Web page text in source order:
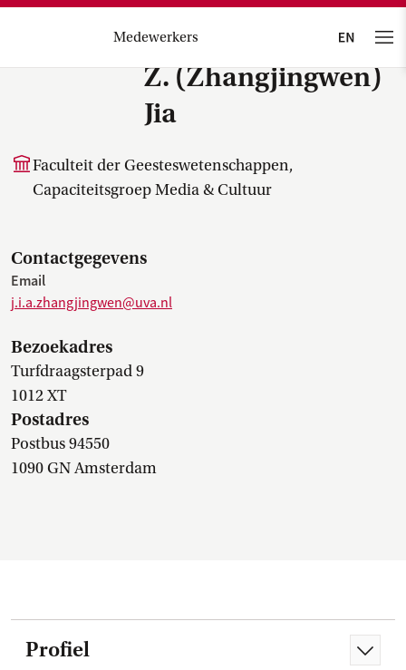
Medewerkers
Z. (Zhangjingwen)
Jia
Faculteit der Geesteswetenschappen,
Capaciteitsgroep Media & Cultuur
Contactgegevens
Email
j.i.a.zhangjingwen@uva.nl
Bezoekadres
Turfdraagsterpad 9
1012 XT
Postadres
Postbus 94550
1090 GN Amsterdam
Profiel